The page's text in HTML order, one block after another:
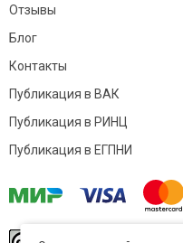
Отзывы
Блог
Контакты
Публикация в ВАК
Публикация в РИНЦ
Публикация в ЕГПНИ